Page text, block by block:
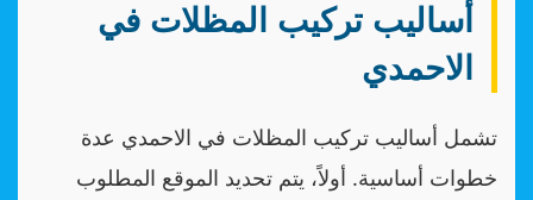
أساليب تركيب المظلات في
الاحمدي
تشمل أساليب تركيب المظلات في الاحمدي عدة
خطوات أساسية. أولاً، يتم تحديد الموقع المطلوب